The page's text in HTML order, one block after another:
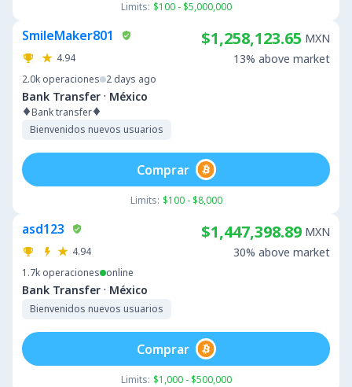
Limits: $100 - $5,000,000
SmileMaker801
4.94
2.0k operaciones 2 days ago
Bank Transfer · México
♦️Bank transfer♦️
Bienvenidos nuevos usuarios
$1,258,123.65 MXN
13% above market
Limits: $100 - $8,000
Comprar
asd123
4.94
1.7k operaciones online
Bank Transfer · México
Bienvenidos nuevos usuarios
$1,447,398.89 MXN
30% above market
Limits: $1,000 - $500,000
Comprar